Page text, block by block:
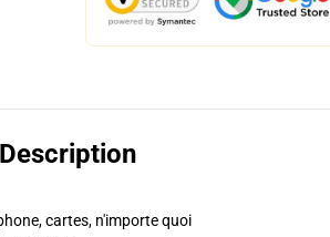
Description
cartes, n'importe quoi